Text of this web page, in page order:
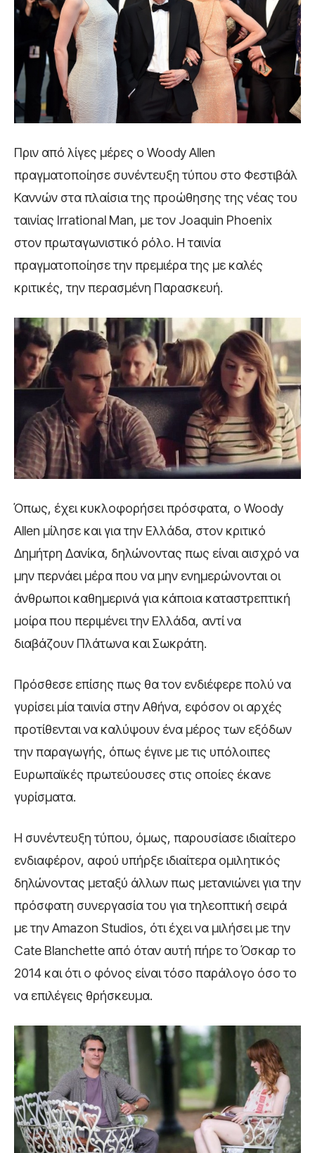
Πριν από λίγες μέρες ο Woody Allen
πραγματοποίησε συνέντευξη τύπου στο Φεστιβάλ
Καννών στα πλαίσια της προώθησης της νέας του
ταινίας Irrational Man, με τον Joaquin Phoenix
στον πρωταγωνιστικό ρόλο. Η ταινία
πραγματοποίησε την πρεμιέρα της με καλές
κριτικές, την περασμένη Παρασκευή.
Όπως, έχει κυκλοφορήσει πρόσφατα, ο Woody
Allen μίλησε και για την Ελλάδα, στον κριτικό
Δημήτρη Δανίκα, δηλώνοντας πως είναι αισχρό να
μην περνάει μέρα που να μην ενημερώνονται οι
άνθρωποι καθημερινά για κάποια καταστρεπτική
μοίρα που περιμένει την Ελλάδα, αντί να
διαβάζουν Πλάτωνα και Σωκράτη.
Πρόσθεσε επίσης πως θα τον ενδιέφερε πολύ να
γυρίσει μία ταινία στην Αθήνα, εφόσον οι αρχές
προτίθενται να καλύψουν ένα μέρος των εξόδων
την παραγωγής, όπως έγινε με τις υπόλοιπες
Ευρωπαϊκές πρωτεύουσες στις οποίες έκανε
γυρίσματα.
Η συνέντευξη τύπου, όμως, παρουσίασε ιδιαίτερο
ενδιαφέρον, αφού υπήρξε ιδιαίτερα ομιλητικός
δηλώνοντας μεταξύ άλλων πως μετανιώνει για την
πρόσφατη συνεργασία του για τηλεοπτική σειρά
με την Amazon Studios, ότι έχει να μιλήσει με την
Cate Blanchette από όταν αυτή πήρε το Όσκαρ το
2014 και ότι ο φόνος είναι τόσο παράλογο όσο το
να επιλέγεις θρήσκευμα.